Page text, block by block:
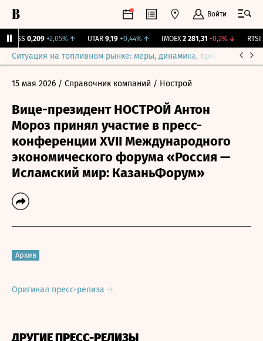
Войти
0,209 +2,05%↑ UTAR 9,19 +0,44%↑ IMOEX 2 281,31 -0,2%↓ RTSI
Ситуация на топливном рынке: меры, динамика, прогнозы
15 мая 2026 / Справочник компаний / Нострой
Вице-президент НОСТРОЙ Антон
Мороз принял участие в пресс-
конференции XVII Международного
экономического форума «Россия —
Исламский мир: КазаньФорум»
Архив
Оригинал пресс-релиза
ДРУГИЕ ПРЕСС-РЕЛИЗЫ